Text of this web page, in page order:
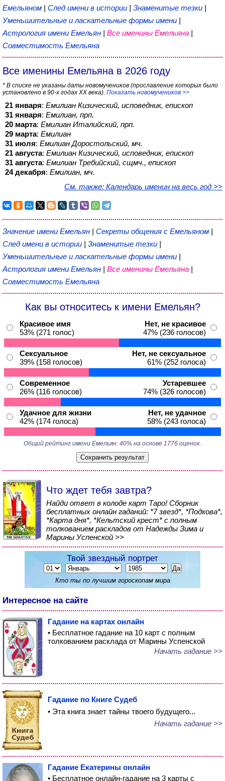
Емельяном | След имени в истории | Знаменитые тезки |
Уменьшительные и ласкательные формы имени |
Астрология имени Емельян | Все именины Емельяна |
Совместимость Емельяна
Все именины Емельяна в 2026 году
* В списке не указаны даты новомучеников (прославление которых было
установлено в 90-х годах XX века). Показать новомучеников >>
21 января: Емилиан Кизический, исповедник, епископ
31 января: Емилиан, прп.
20 марта: Емилиан Италийский, прп.
29 марта: Емилиан
31 июля: Емилиан Доростольский, мч.
21 августа: Емилиан Кизический, исповедник, епископ
31 августа: Емилиан Требийский, сщмч., епископ
24 декабря: Емилиан, мч.
См. также: Календарь именин на весь год >>
Значение имени Емельян | Секреты общения с Емельяном |
След имени в истории | Знаменитые тезки |
Уменьшительные и ласкательные формы имени |
Астрология имени Емельян | Все именины Емельяна |
Совместимость Емельяна
Как вы относитесь к имени Емельян?
Красивое имя
53% (271 голос)
Нет, не красивое
47% (236 голосов)
Сексуальное
39% (158 голосов)
Нет, не сексуальное
61% (252 голоса)
Современное
26% (116 голосов)
Устаревшее
74% (326 голосов)
Удачное для жизни
42% (174 голоса)
Нет, не удачное
58% (243 голоса)
Общий рейтинг имени Емельян: 40% на основе 1776 оценок.
Что ждет тебя завтра?
Найди ответ в колоде карт Таро! Сборник
бесплатных онлайн гаданий: *7 звезд*, *Подкова*,
*Карта дня*, *Кельтский крест* с полным
толкованием раскладов от Надежды Зима и
Марины Успенской >>
Твой звездный портрет
Кто ты по лучшим гороскопам мира
Интересное на сайте
Гадание на картах онлайн
• Бесплатное гадание на 10 карт с полным
толкованием расклада от Марины Успенской
Начать гадание >>
Гадание по Книге Судеб
• Эта книга знает тайны твоего будущего...
Начать гадание >>
Гадание Екатерины онлайн
• Бесплатное онлайн-гадание на 3 карты с